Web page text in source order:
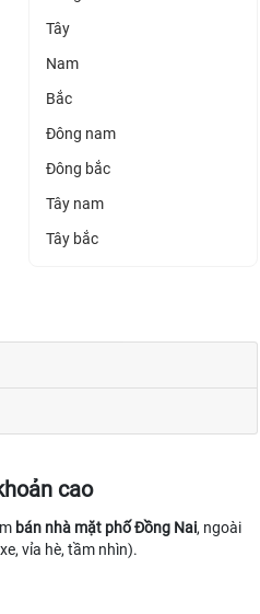
Tây
Nam
Bắc
Đông nam
Đông bắc
Tây nam
Tây bắc
cao
bán nhà mặt phố Đồng Nai, ngoài
vỉa hè, tầm nhìn).